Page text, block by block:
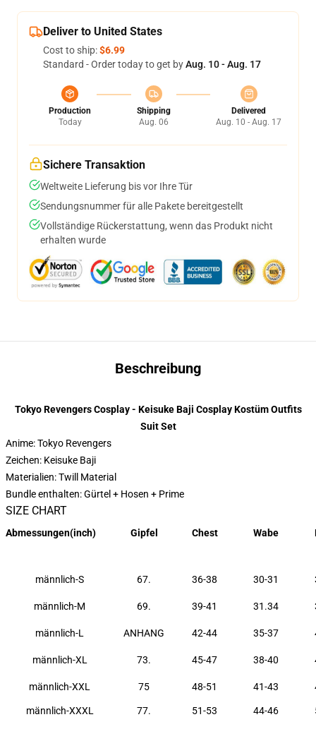
Deliver to United States
Cost to ship:$6.99
Standard - Order today to get byAug. 10 - Aug. 17
Production
Today
Shipping
Aug. 06
Delivered
Aug. 10 - Aug. 17
Sichere Transaktion
Weltweite Lieferung bis vor Ihre Tür
Sendungsnummer für alle Pakete bereitgestellt
Vollständige Rückerstattung, wenn das Produkt nicht
erhalten wurde
Beschreibung
Tokyo Revengers Cosplay - Keisuke Baji Cosplay Kostüm Outfits
Suit Set
Anime: Tokyo Revengers
Zeichen: Keisuke Baji
Materialien: Twill Material
Bundle enthalten: Gürtel + Hosen + Prime
SIZE CHART
Abmessungen(inch) Gipfel Chest Wabe
männlich-S 67. 36-38 30-31
männlich-M 69. 39-41 31.34
männlich-L ANHANG 42-44 35-37
männlich-XL 73. 45-47 38-40
männlich-XXL 75 48-51 41-43
männlich-XXXL 77. 51-53 44-46